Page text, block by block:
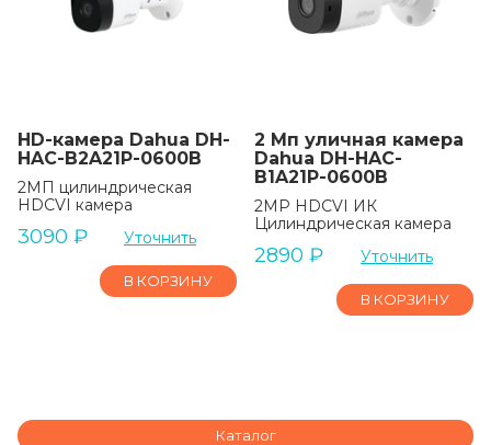
HD-камера Dahua DH-
HAC-B2A21P-0600B
2MП цилиндрическая
HDCVI камера
3090 ₽ Уточнить
В КОРЗИНУ
2 Мп уличная камера
Dahua DH-HAC-
B1A21P-0600B
2MP HDCVI ИК
Цилиндрическая камера
2890 ₽ Уточнить
В КОРЗИНУ
Каталог